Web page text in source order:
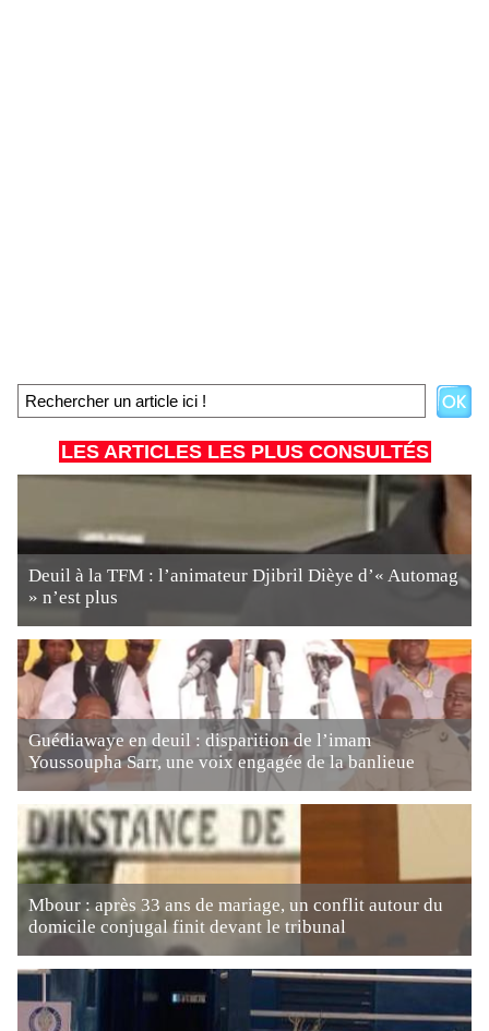
LES ARTICLES LES PLUS CONSULTÉS
Deuil à la TFM : l’animateur Djibril Dièye d’« Automag
» n’est plus
Guédiawaye en deuil : disparition de l’imam
Youssoupha Sarr, une voix engagée de la banlieue
Mbour : après 33 ans de mariage, un conflit autour du
domicile conjugal finit devant le tribunal